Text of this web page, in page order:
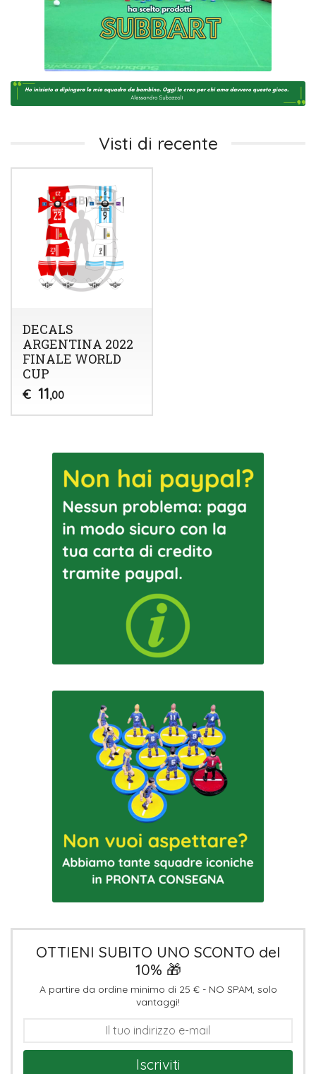
Visti di recente
DECALS
ARGENTINA 2022
FINALE WORLD
CUP
€ 11,00
OTTIENI SUBITO UNO SCONTO del
10% 🎁
A partire da ordine minimo di 25 € - NO SPAM, solo
vantaggi!
Iscriviti